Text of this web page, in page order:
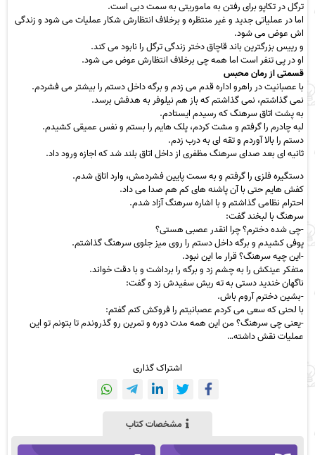
ترگل در تکاپو برای رفتن به ماموریتی به سمت دبی است.
اما در عملیاتی جدید و غیر منتظره و برخلاف انتظارش شکار عملیات می شود و زندگی
اش عوض می شود.
و رییس بزرگترین باند قاچاق دختر زندگی ترگل را نابود می کند.
او در پی تنفر است اما همه چی برخلاف انتظارش عوض می شود.
قسمتی از رمان محبس
با عصبانیت در راهرو اداره قدم می زدم و برگه داخل دستم را بیشتر می فشردم.
نمی گذاشتم، نمی گذاشتم که باز هم نیلوفر به هدفش برسد.
به پشت اتاق سرهنگ که رسیدم ایستادم.
لبه چادرم را گرفتم و مشت کردم، پلک هایم را بستم و نفس عمیقی کشیدم.
دستم را بالا آوردم و تقه ای به درب زدم.
ثانیه ای بعد صدای سرهنگ مظفری از داخل اتاق بلند شد که اجازه ورود داد.
دستگیره فلزی را گرفتم و به سمت پایین فشردمش، وارد اتاق شدم.
کفش هایم حتی با آن پاشنه های کم هم صدا می داد.
احترام نظامی گذاشتم و با اشاره سرهنگ آزاد شدم.
سرهنگ با لبخند گفت:
-چی شده دخترم؟ چرا انقدر عصبی هستی؟
پوفی کشیدم و برگه داخل دستم را روی میز جلوی سرهنگ گذاشتم.
-این چیه سرهنگ؟ قرار ما این نبود.
متفکر عینکش را به چشم زد و برگه را برداشت و با دقت خواند.
ناگهان خندید دستی به ته ریش سفیدش زد و گفت:
-بشین دخترم آروم باش.
با لحنی که سعی می کردم عصبانیتم را فروکش کنم گفتم:
-یعنی چی سرهنگ؟ من این همه مدت دوره و تمرین رو گذروندم تا بتونم تو این
عملیات نقش داشته…
اشتراک گذاری
مشخصات کتاب